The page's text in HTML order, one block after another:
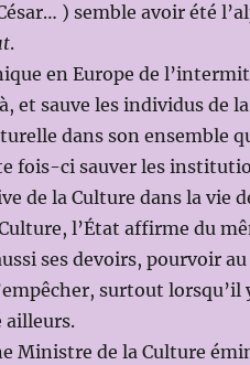
) semble avoir été
.
en Europe de
et sauve les individus de
dans son ensemble
fois-ci sauver les
de la Culture dans la vie
l’État affirme du
ses devoirs, pourvoir
surtout lorsqu’il
ailleurs.
Ministre de la Culture